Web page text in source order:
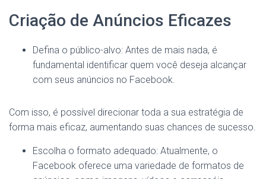
Criação de Anúncios Eficazes
Defina o público-alvo: Antes de mais nada, é
fundamental identificar quem você deseja alcançar
com seus anúncios no Facebook.
Com isso, é possível direcionar toda a sua estratégia de
forma mais eficaz, aumentando suas chances de sucesso.
Escolha o formato adequado: Atualmente, o
Facebook oferece uma variedade de formatos de